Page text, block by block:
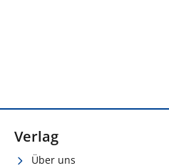
Verlag
Über uns